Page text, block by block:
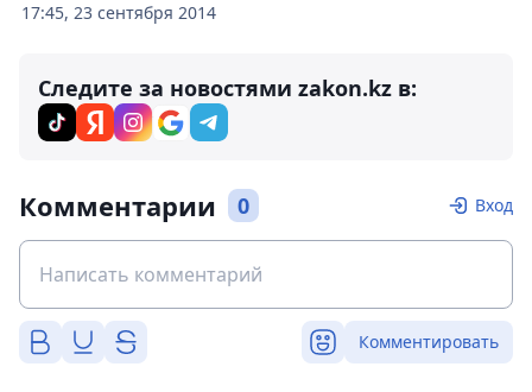
17:45, 23 сентября 2014
Следите за новостями zakon.kz в:
Комментарии 0 Вход
Комментировать